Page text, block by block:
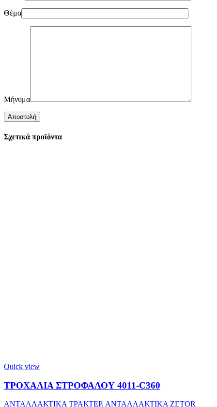
Θέμα
Μήνυμα
Σχετικά προϊόντα
Quick view
ΤΡΟΧΑΛΙΑ ΣΤΡΟΦΑΛΟΥ 4011-C360
ΑΝΤΑΛΛΑΚΤΙΚΑ ΤΡΑΚΤΕΡ, ΑΝΤΑΛΛΑΚΤΙΚΑ ZETOR